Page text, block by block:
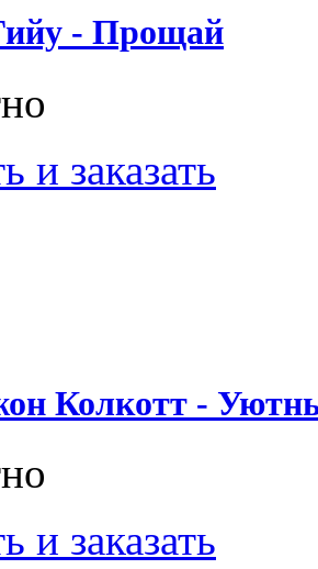
- Прощай
и заказать
Колкотт -
и заказать